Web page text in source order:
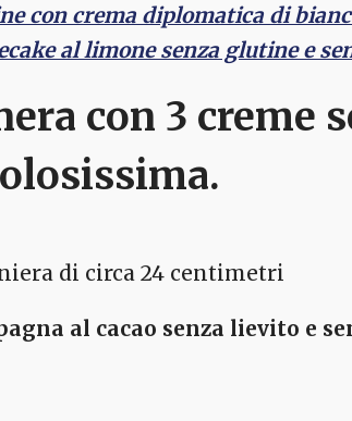
con crema diplomatica di
al limone senza glutine e
con 3 creme
di circa 24 centimetri
al cacao senza lievito e